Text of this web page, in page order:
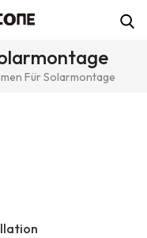
Für Solarmontage